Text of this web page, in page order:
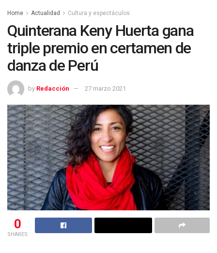
Home Actualidad Cultura y espectáculos
Quinterana Keny Huerta gana
triple premio en certamen de
danza de Perú
by Redacción 27 marzo 2021
0
SHARES